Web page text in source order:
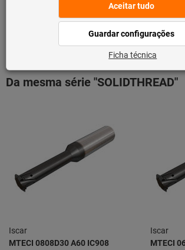
Da mesma série "SOLIDTHREAD"
Iscar
MTECI 0808D30 A60 IC908
Iscar
MTECI